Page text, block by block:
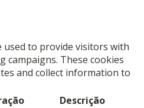
used to provide visitors with
campaigns. These cookies
and collect information to
Descrição